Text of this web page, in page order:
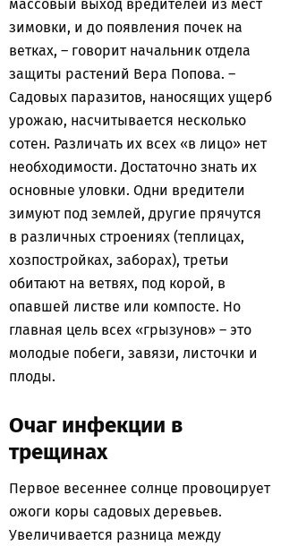
массовый выход вредителей из мест
зимовки, и до появления почек на
ветках, – говорит начальник отдела
защиты растений Вера Попова. –
Садовых паразитов, наносящих ущерб
урожаю, насчитывается несколько
сотен. Различать их всех «в лицо» нет
необходимости. Достаточно знать их
основные уловки. Одни вредители
зимуют под землей, другие прячутся
в различных строениях (теплицах,
хозпостройках, заборах), третьи
обитают на ветвях, под корой, в
опавшей листве или компосте. Но
главная цель всех «грызунов» – это
молодые побеги, завязи, листочки и
плоды.
Очаг инфекции в
трещинах
Первое весеннее солнце провоцирует
ожоги коры садовых деревьев.
Увеличивается разница между